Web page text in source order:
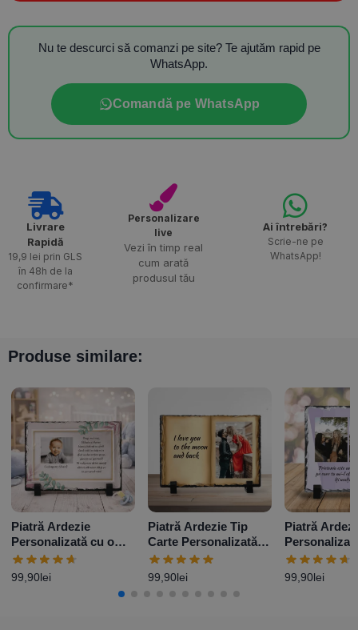
Nu te descurci să comanzi pe site? Te ajutăm rapid pe
WhatsApp.
Comandă pe WhatsApp
Livrare
Rapidă​
19,9 lei prin GLS
în 48h de la
confirmare*
Personalizare
live
Vezi în timp real
cum arată
produsul tău
Ai întrebări?
Scrie-ne pe
WhatsApp!
Produse similare:
Piatră Ardezie
Personalizată cu o
poză și mesaj –
Elegance
99,90lei
Piatră Ardezie Tip
Carte Personalizată
cu o poză și mesaj
99,90lei
Piatră
poze și
99,90lei